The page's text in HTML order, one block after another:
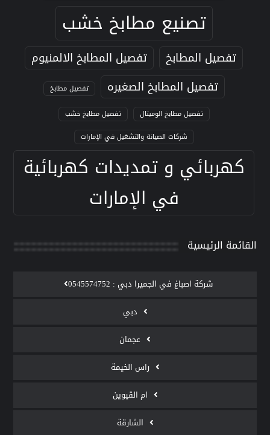
تصنيع مطابخ خشب
تفصيل المطابخ
تفصيل المطابخ الالمنيوم
تفصيل المطابخ الصغيره
تفصيل مطابخ
تفصيل مطابخ الوميتال
تفصيل مطابخ خشب
شركات الصيانة والتشغيل في الإمارات
كهربائي و تمديدات كهربائية
في الإمارات
القائمة الرئيسية
‫شركة اصباغ في الجميرا دبي : 0545574752
دبي
عجمان
راس الخيمة
ام القيوين
الشارقة